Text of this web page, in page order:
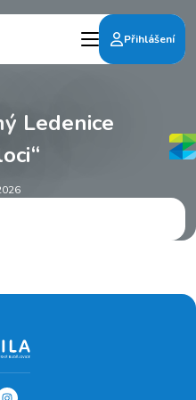
Přihlášení
Ledenice